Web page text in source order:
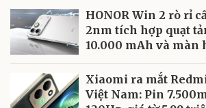
HONOR Win 2 rò rỉ
2nm tích hợp quạt
10.000 mAh và màn
Xiaomi ra mắt
Việt Nam: Pin